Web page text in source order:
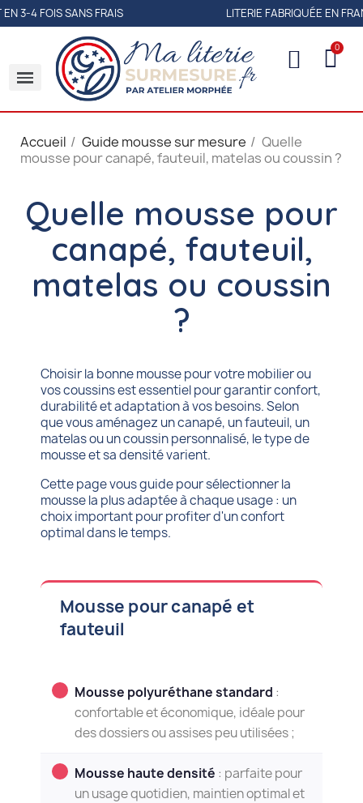
FOIS SANS FRAIS LITERIE FABRIQUÉE EN FRANCE
Accueil Guide mousse sur mesure
Quelle
mousse pour canapé, fauteuil, matelas ou coussin ?
Quelle mousse pour
canapé, fauteuil,
matelas ou coussin
?
Choisir la bonne mousse pour votre mobilier ou
vos coussins est essentiel pour garantir confort,
durabilité et adaptation à vos besoins. Selon
que vous aménagez un canapé, un fauteuil, un
matelas ou un coussin personnalisé, le type de
mousse et sa densité varient.
Cette page vous guide pour sélectionner la
mousse la plus adaptée à chaque usage : un
choix important pour profiter d'un confort
optimal dans le temps.
Mousse pour canapé et
fauteuil
Mousse polyuréthane standard :
confortable et économique, idéale pour
des dossiers ou assises peu utilisées ;
Mousse haute densité : parfaite pour
un usage quotidien, maintien optimal et